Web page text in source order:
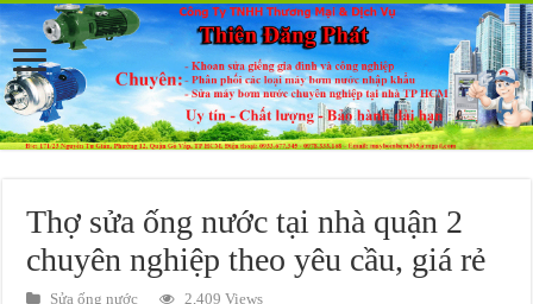
Thợ sửa ống nước tại nhà quận 2
chuyên nghiệp theo yêu cầu, giá rẻ
Sửa ống nước 2,409 Views